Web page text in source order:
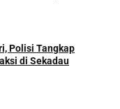
Polisi Tangkap
di Sekadau